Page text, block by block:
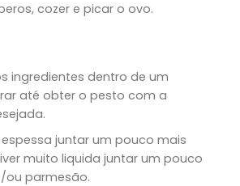
cozer e picar o ovo.
ingredientes dentro de um
até obter o pesto com a
juntar um pouco mais
muito liquida juntar um pouco
ou parmesão.